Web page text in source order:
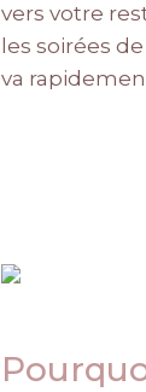
vers votre
les soirées
va